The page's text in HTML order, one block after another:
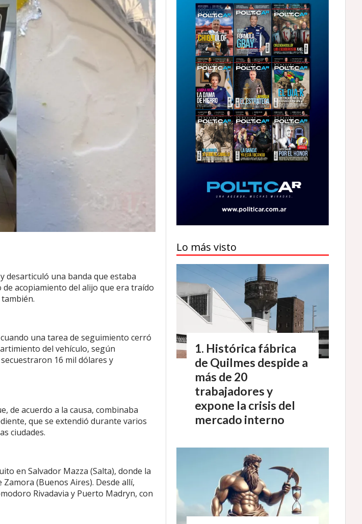
desarticuló una banda que estaba
acopiamiento del alijo que era traído
una tarea de seguimiento cerró
del vehículo, según
16 mil dólares y
de acuerdo a la causa, combinaba
que se extendió durante varios
ciudades.
en Salvador Mazza (Salta), donde la
(Buenos Aires). Desde allí,
Rivadavia y Puerto Madryn, con
Lo más visto
Histórica fábrica
de Quilmes despide a
más de 20
trabajadores y
expone la crisis del
mercado interno